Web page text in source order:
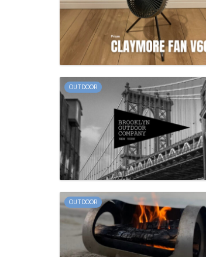
OUTDOOR
OUTDOOR